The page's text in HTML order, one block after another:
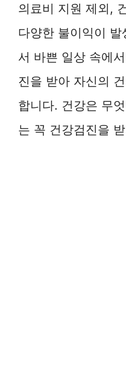
의료비 지원 제외,
다양한 불이익이
서 바쁜 일상 속에
진을 받아 자신의
합니다. 건강은 무
는 꼭 건강검진을